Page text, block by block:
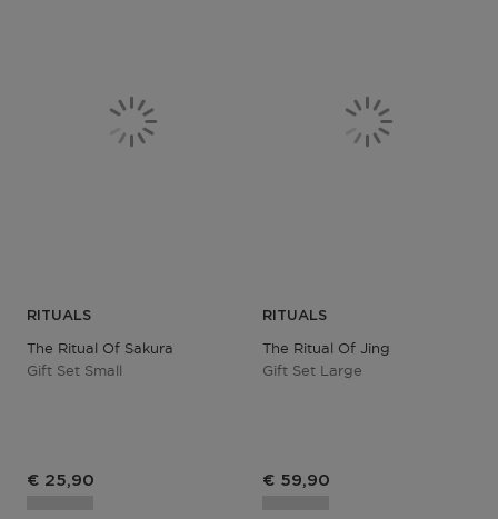
RITUALS
The Ritual Of Sakura
Gift Set Small
€ 25,90
RITUALS
The Ritual Of Jing
Gift Set Large
€ 59,90